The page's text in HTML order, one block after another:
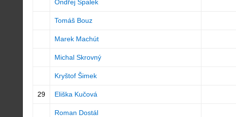
Ondřej Špalek
Tomáš Bouz
Marek Machút
Michal Skrovný
Kryštof Šimek
29 Eliška Kučová
Roman Dostál